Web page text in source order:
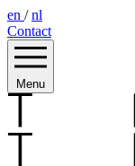
en / nl
Contact
Menu